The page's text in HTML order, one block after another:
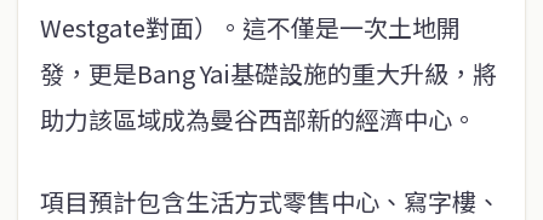
Westgate對面）。這不僅是一次土地開
發，更是Bang Yai基礎設施的重大升級，將
助力該區域成為曼谷西部新的經濟中心。
項目預計包含生活方式零售中心、寫字樓、